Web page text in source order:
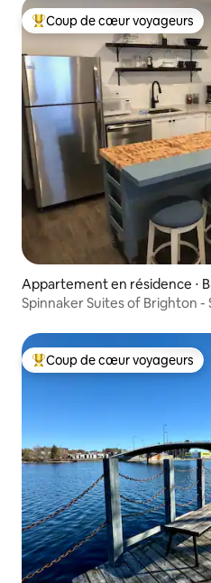
Coups de cœur voyageurs les
Coup de cœur voyageurs
Appartement en résidence ⋅
Spinnaker Suites of Brighton -
Coups de cœur voyageurs les
Coup de cœur voyageurs